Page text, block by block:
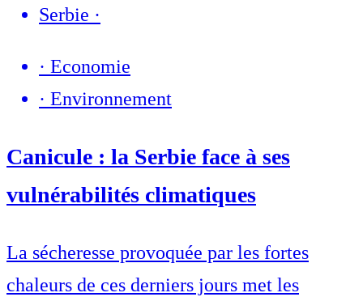
Serbie ·
· Economie
· Environnement
Canicule : la Serbie face à ses
vulnérabilités climatiques
La sécheresse provoquée par les fortes
chaleurs de ces derniers jours met les